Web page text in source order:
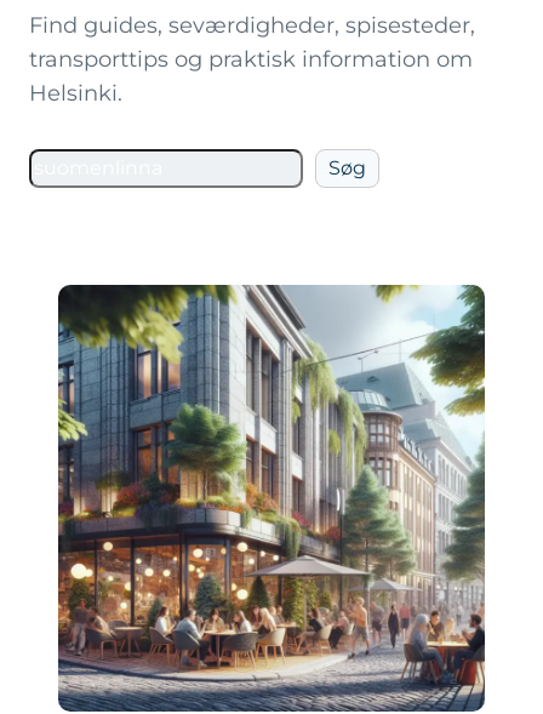
Find guides, seværdigheder, spisesteder,
transporttips og praktisk information om
Helsinki.
Søg
Søg